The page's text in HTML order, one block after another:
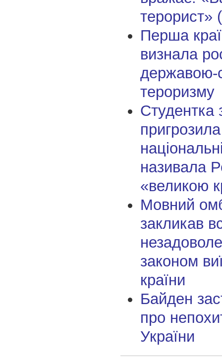
терорист»
Перша
визнала
державою-
тероризму
Студентка
називала
«великою
Мовний
закликав
законом
країни
Байден
про
України